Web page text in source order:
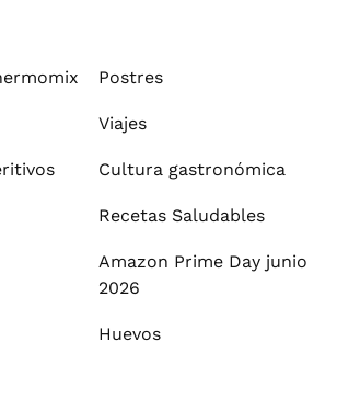
Postres
Viajes
Cultura gastronómica
Recetas Saludables
Amazon Prime Day junio
2026
Huevos